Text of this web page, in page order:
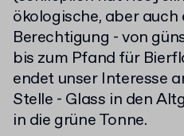
ökologische, aber
Berechtigung - von
bis zum Pfand für
endet unser Interesse
Stelle - Glass in den
in die grüne Tonne.